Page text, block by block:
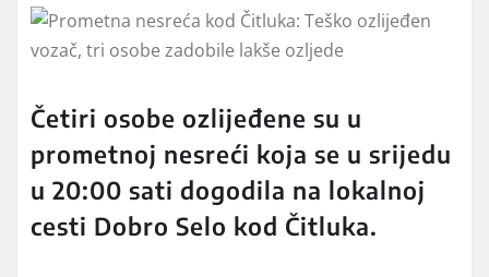
Četiri osobe ozlijeđene su u
prometnoj nesreći koja se u srijedu
u 20:00 sati dogodila na lokalnoj
cesti Dobro Selo kod Čitluka.